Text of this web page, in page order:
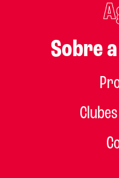
Sobre